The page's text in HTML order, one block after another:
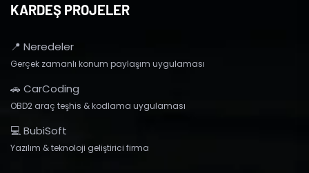
KARDEŞ PROJELER
📍 Neredeler
Gerçek zamanlı konum paylaşım uygulaması
🚗 CarCoding
OBD2 araç teşhis & kodlama uygulaması
💻 BubiSoft
Yazılım & teknoloji geliştirici firma